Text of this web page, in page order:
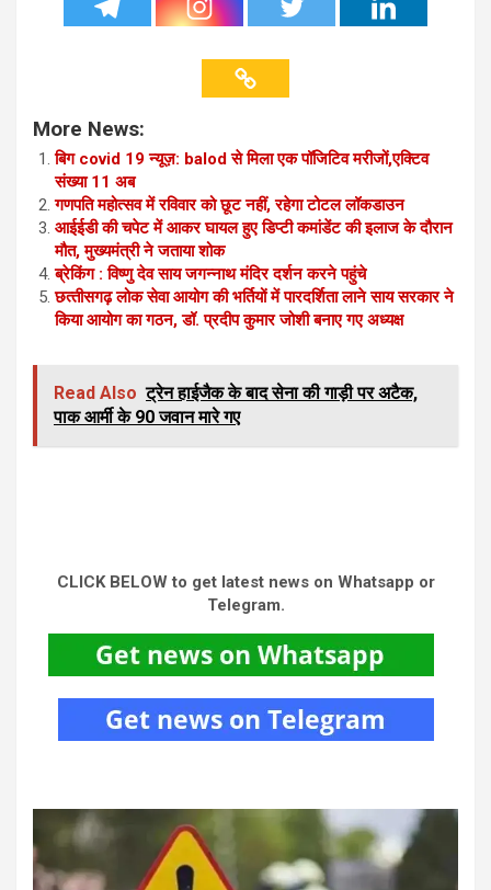
More News:
बिग covid 19 न्यूज़: balod से मिला एक पॉजिटिव मरीजों,एक्टिव
संख्या 11 अब
गणपति महोत्सव में रविवार को छूट नहीं, रहेगा टोटल लॉकडाउन
आईईडी की चपेट में आकर घायल हुए डिप्टी कमांडेंट की इलाज के दौरान
मौत, मुख्यमंत्री ने जताया शोक
ब्रेकिंग : विष्णु देव साय जगन्नाथ मंदिर दर्शन करने पहुंचे
छत्‍तीसगढ़ लोक सेवा आयोग की भर्तियों में पारदर्शिता लाने साय सरकार ने
किया आयोग का गठन, डॉ. प्रदीप कुमार जोशी बनाए गए अध्यक्ष
Read Also ट्रेन हाईजैक के बाद सेना की गाड़ी पर अटैक,
पाक आर्मी के 90 जवान मारे गए
CLICK BELOW to get latest news on Whatsapp or
Telegram.